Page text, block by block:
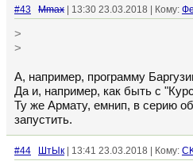
#43 Mmax | 13:30 23.03.2018 | Кому:
>
>
А, например, программу
Да и, например, как быть с
Ту же Армату, емнип, в серию
запустить.
#44 ШтЫк | 13:41 23.03.2018 | Кому: